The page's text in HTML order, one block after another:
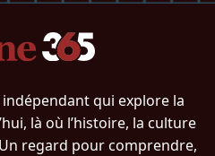
qui explore la
là où l’histoire, la culture
regard pour comprendre,